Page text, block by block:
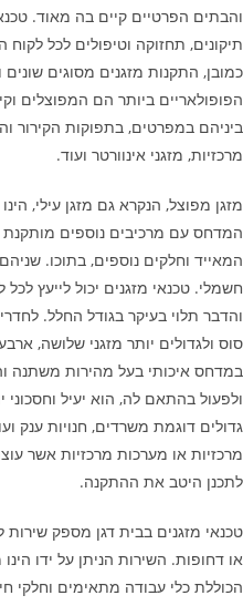
והבתים הפרטיים קיים בה מאוד.
תיקונים, תחזוקה וטיפולים לכל
כמובן, התקנות מזגנים מסוגים שונים
הפופולאריים ביותר הם המפוצלים
ביניהם במפרטים, בתפוקות הקירור
מרכזיות, מזגני אינוורטר ועוד.
מזגן מפוצל, הנקרא גם מזגן עילי,
המדחס עם מרכיבים נוספים מותקנת
המאייד וחלקים נוספים, בתוכו.
חשמלי. טכנאי מזגנים יכול לייעץ לכל
סוס ולגדולים יותר מזגני שלושה,
במדחס איכותי בעל מהירות משתנה
ולפעול בהתאם לה, הוא יעיל וחסכוני
גדולים דוגמת משרדים, חנויות ענק
מרכזיות או מערכות מרכזיות אשר
לתכנן היטב את ההתקנה.
טכנאי מזגנים בבית דגן מספק שירות
או דחופות. השירות הניתן על ידו
הכוללת כלי עבודה מתאימים וחלקי